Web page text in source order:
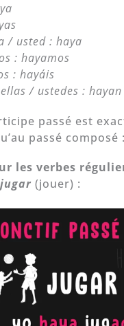
/ usted : haya
: hayamos
: hayáis
/ ustedes : hayan
passé est
passé composé :
les verbes
jugar(jouer) :